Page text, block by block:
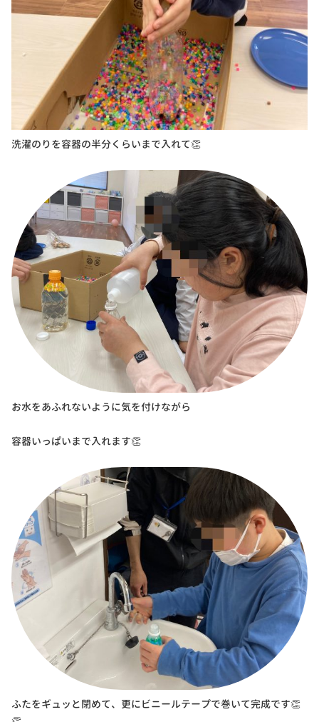
洗濯のりを容器の半分くらいまで入れて👏
お水をあふれないように気を付けながら
容器いっぱいまで入れます👏
ふたをギュッと閉めて、更にビニールテープで巻いて完成です👏